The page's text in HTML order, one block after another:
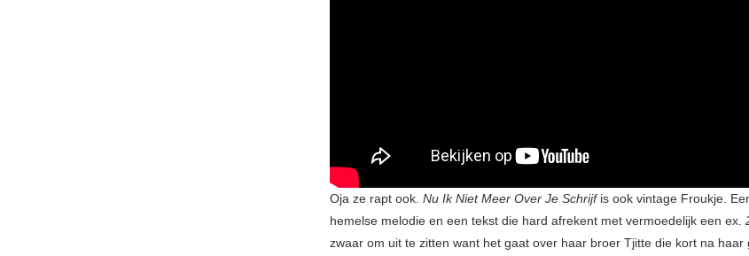
Oja ze rapt ook. Nu Ik Niet Meer Over Je Schrijfis ook vintage Froukje.
hemelse melodie en een tekst die hard afrekent met vermoedelijk een ex.
zwaar om uit te zitten want het gaat over haar broer Tjitte die kort na haar